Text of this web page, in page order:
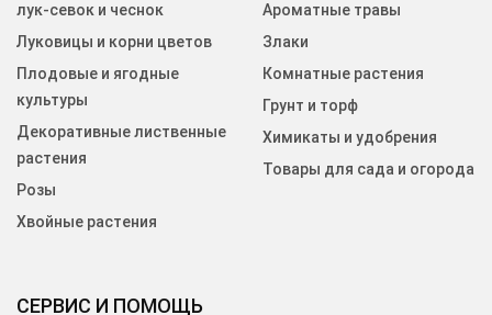
СЕРВИС И ПОМОЩЬ
лук-севок и чеснок
Луковицы и корни цветов
Плодовые и ягодные
культуры
Декоративные лиственные
растения
Розы
Хвойные растения
Ароматные травы
Злаки
Комнатные растения
Грунт и торф
Химикаты и удобрения
Товары для сада и огорода